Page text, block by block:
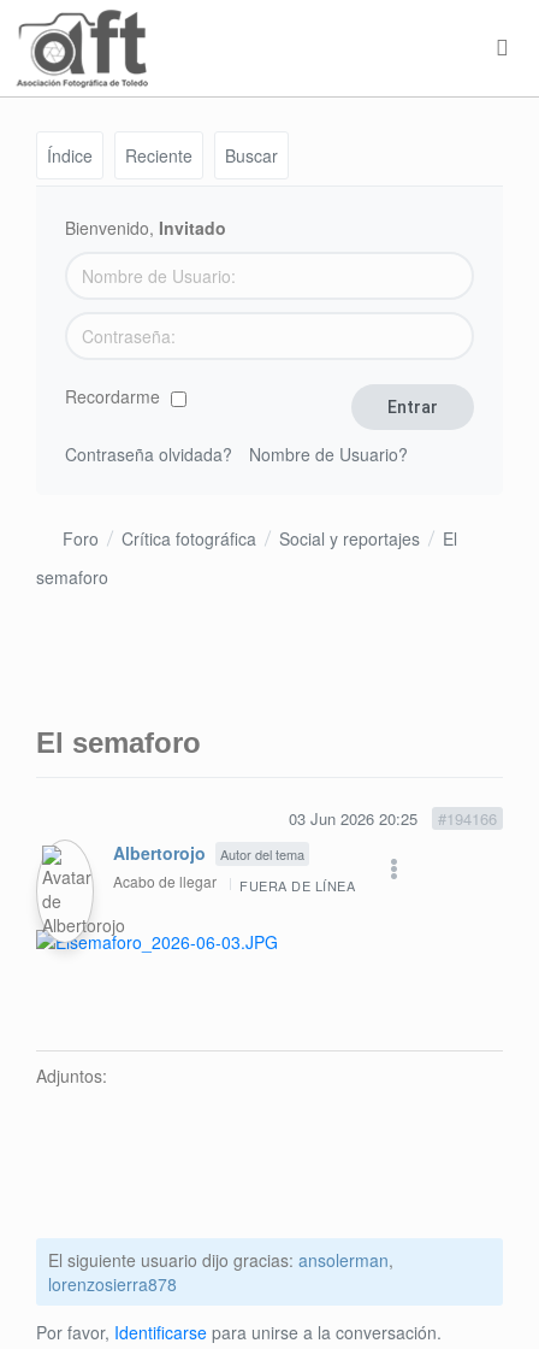
Índice Reciente Buscar
Bienvenido, Invitado
Recordarme
Contraseña olvidada? Nombre de Usuario?
Foro Crítica fotográfica Social y reportajes
El
semaforo
El semaforo
03 Jun 2026 20:25 #194166
Albertorojo Autor del tema
Acabo de llegar FUERA DE LÍNEA
Adjuntos:
El siguiente usuario dijo gracias: ansolerman,
lorenzosierra878
Por favor, Identificarse para unirse a la conversación.